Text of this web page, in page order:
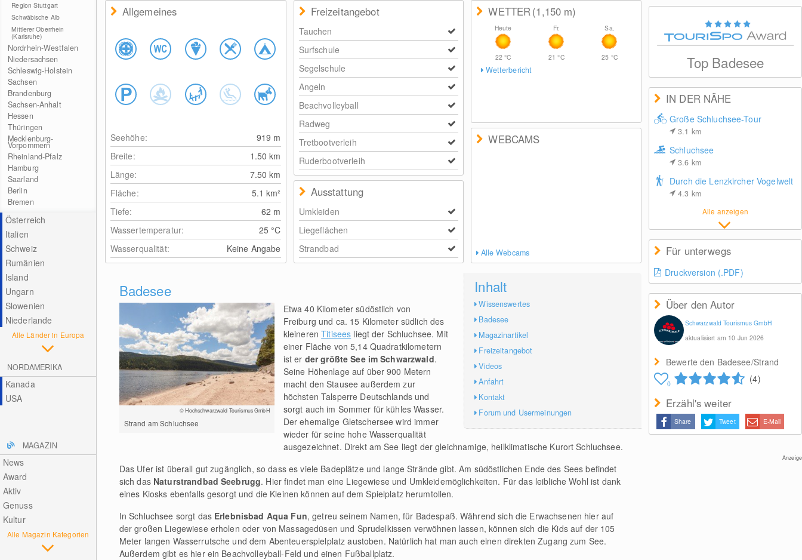
Region Stuttgart
Schwäbische Alb
Mittlerer Oberrhein
(Karlsruhe)
Nordrhein-Westfalen
Niedersachsen
Schleswig-Holstein
Sachsen
Brandenburg
Sachsen-Anhalt
Hessen
Thüringen
Mecklenburg-
Vorpommern
Rheinland-Pfalz
Hamburg
Saarland
Berlin
Bremen
Österreich
Italien
Schweiz
Rumänien
Island
Ungarn
Slowenien
Niederlande
Alle Länder in Europa
NORDAMERIKA
Kanada
USA
MAGAZIN
News
Award
Aktiv
Genuss
Kultur
Alle Magazin Kategorien
Top Badesee
IN DER NÄHE
Große Schluchsee-Tour
3.1 km
Schluchsee
3.6 km
Durch die Lenzkircher Vogelwelt
4.3 km
Alle anzeigen
Für unterwegs
Druckversion (.PDF)
Über den Autor
Schwarzwald Tourismus GmbH
aktualisiert am 10 Jun 2026
Bewerte den Badesee/Strand
0 (4)
Erzähl's weiter
Share Tweet E-Mail
Anzeige
Allgemeines
Seehöhe: 919 m
Breite:
1.50km
Länge:
7.50km
Fläche:
5.1km²
Tiefe:
62 m
Wassertemperatur:
25°C
Wasserqualität:
Keine Angabe
Freizeitangebot
Tauchen
Surfschule
Segelschule
Angeln
Beachvolleyball
Radweg
Tretbootverleih
Ruderbootverleih
Ausstattung
Umkleiden
Liegeflächen
Strandbad
WETTER(1,150 m)
Heute
22°C
Fr.
21°C
Sa.
25 °C
Wetterbericht
WEBCAMS
Alle Webcams
Inhalt
Wissenswertes
Badesee
Magazinartikel
Freizeitangebot
Videos
Anfahrt
Kontakt
Forum und Usermeinungen
Badesee
© Hochschwarzwald Tourismus GmbH
Strand am Schluchsee
Etwa 40 Kilometer südöstlich von
Freiburg und ca. 15 Kilometer südlich des
kleinerenTitisees liegt der Schluchsee. Mit
einer Fläche von 5,14 Quadratkilometern
ist er der größte See im Schwarzwald.
Seine Höhenlage auf über 900 Metern
macht den Stausee außerdem zur
höchsten Talsperre Deutschlands und
sorgt auch im Sommer für kühles Wasser.
Der ehemalige Gletschersee wird immer
wieder für seine hohe Wasserqualität
ausgezeichnet. Direkt am See liegt der gleichnamige, heilklimatische Kurort Schluchsee.
Das Ufer ist überall gut zugänglich, so dass es viele Badeplätze und lange Strände gibt. Am südöstlichen Ende des Sees befindet
sich das Naturstrandbad Seebrugg. Hier findet man eine Liegewiese und Umkleidemöglichkeiten. Für das leibliche Wohl ist dank
eines Kiosks ebenfalls gesorgt und die Kleinen können auf dem Spielplatz herumtollen.
In Schluchsee sorgt das Erlebnisbad Aqua Fun, getreu seinem Namen, für Badespaß. Während sich die Erwachsenen hier auf
der großen Liegewiese erholen oder von Massagedüsen und Sprudelkissen verwöhnen lassen, können sich die Kids auf der 105
Meter langen Wasserrutsche und dem Abenteuerspielplatz austoben. Natürlich hat man auch einen direkten Zugang zum See.
Außerdem gibt es hier ein Beachvolleyball-Feld und einen Fußballplatz.